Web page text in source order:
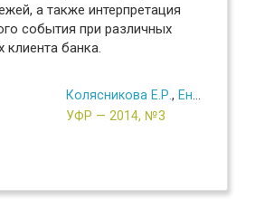
а также интерпретация
события при различных
клиента банка.
Колясникова Е.Р. , Еникеева Л.С.
УФР — 2014, №3